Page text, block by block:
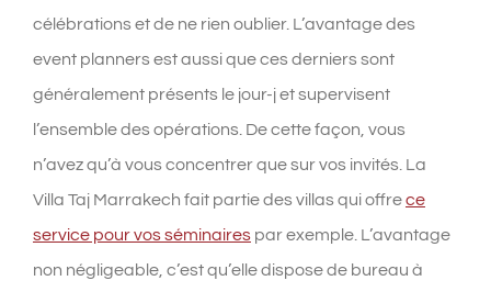
célébrations et de ne rien oublier. L’avantage des
event plannersest aussi que ces derniers sont
généralement présents le jour-j et supervisent
l’ensemble des opérations. De cette façon, vous
n’avez qu’à vous concentrer que sur vos invités. La
Villa Taj Marrakech fait partie des villas qui offrece
service pour vos séminairespar exemple. L’avantage
non négligeable, c’est qu’elle dispose de bureau à